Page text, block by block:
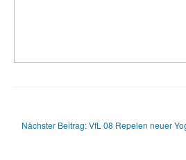
Nächster Beitrag: VfL 08 Repelen neuer